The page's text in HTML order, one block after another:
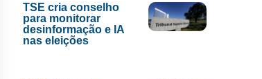
TSE cria conselho
para monitorar
desinformação e IA
nas eleições